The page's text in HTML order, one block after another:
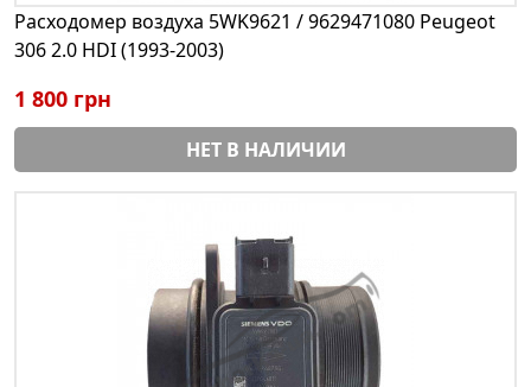
Расходомер воздуха 5WK9621 / 9629471080 Peugeot
306 2.0 HDI (1993-2003)
1 800 грн
НЕТ В НАЛИЧИИ